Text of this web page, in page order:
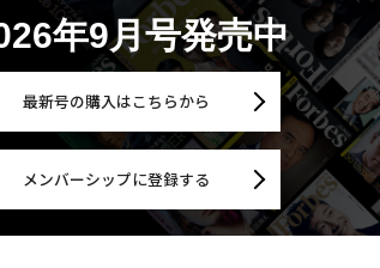
年9月号発売中
最新号の購入はこちらから
メンバーシップに登録する